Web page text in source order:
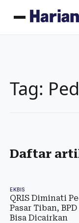
Tag:
Daftar
EKBIS
QRIS Diminati
Pasar Tiban,
Bisa Dicairkan